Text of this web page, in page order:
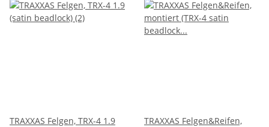
TRAXXAS Felgen, TRX-4 1.9
TRAXXAS Felgen&Reifen,